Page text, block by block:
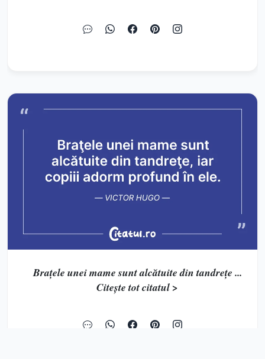
Braţele unei mame sunt alcătuite din tandreţe ...
Citește tot citatul >